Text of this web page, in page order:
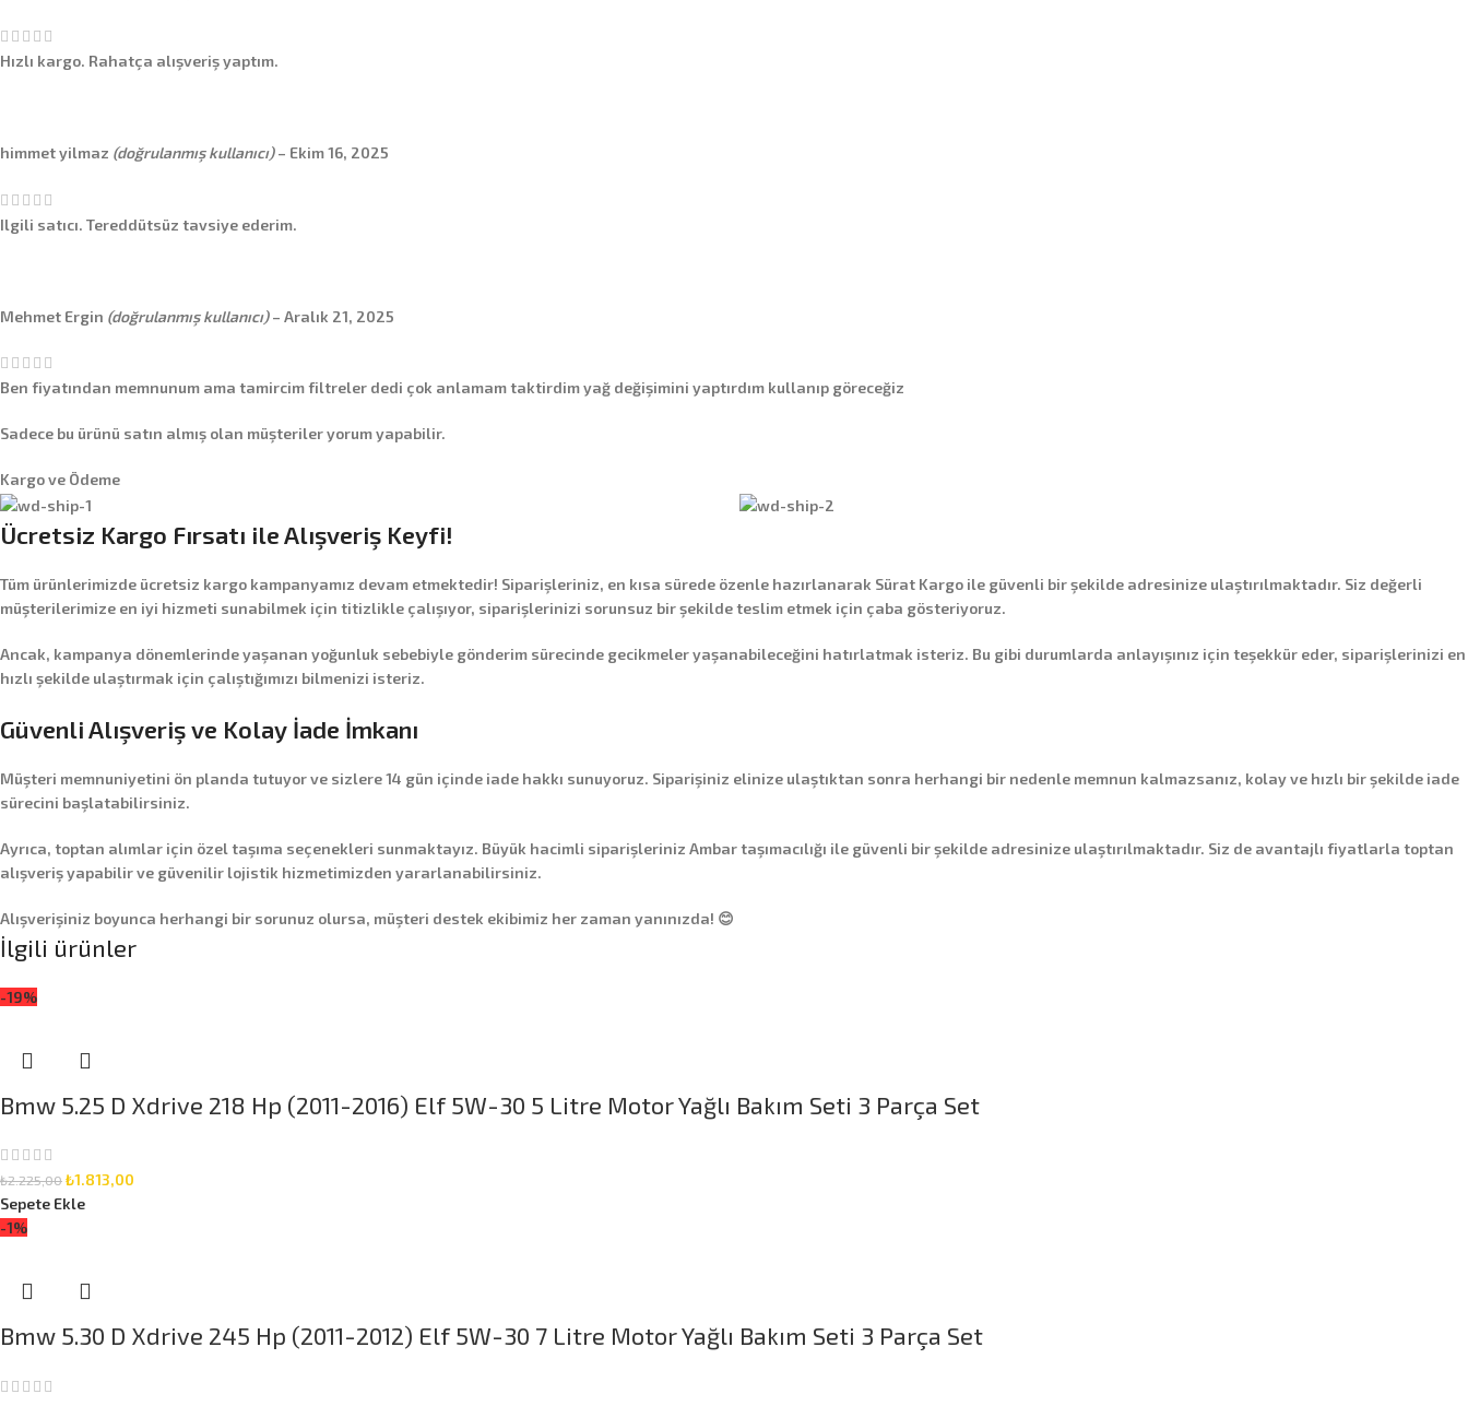
Hızlı kargo. Rahatça alışveriş yaptım.
himmet yilmaz (doğrulanmış kullanıcı) – Ekim 16, 2025
Ilgili satıcı. Tereddütsüz tavsiye ederim.
Mehmet Ergin (doğrulanmış kullanıcı) – Aralık 21, 2025
Ben fiyatından memnunum ama tamircim filtreler dedi çok anlamam taktirdim yağ değişimini yaptırdım kullanıp göreceğiz
Sadece bu ürünü satın almış olan müşteriler yorum yapabilir.
Kargo ve Ödeme
Ücretsiz Kargo Fırsatı ile Alışveriş Keyfi!
Tüm ürünlerimizde ücretsiz kargo kampanyamız devam etmektedir! Siparişleriniz, en kısa sürede özenle hazırlanarak Sürat Kargo ile güvenli bir şekilde adresinize ulaştırılmaktadır. Siz değerli
müşterilerimize en iyi hizmeti sunabilmek için titizlikle çalışıyor, siparişlerinizi sorunsuz bir şekilde teslim etmek için çaba gösteriyoruz.
Ancak, kampanya dönemlerinde yaşanan yoğunluk sebebiyle gönderim sürecinde gecikmeler yaşanabileceğini hatırlatmak isteriz. Bu gibi durumlarda anlayışınız için teşekkür eder, siparişlerinizi en
hızlı şekilde ulaştırmak için çalıştığımızı bilmenizi isteriz.
Güvenli Alışveriş ve Kolay İade İmkanı
Müşteri memnuniyetini ön planda tutuyor ve sizlere14 gün içinde iade hakkı sunuyoruz. Siparişiniz elinize ulaştıktan sonra herhangi bir nedenle memnun kalmazsanız, kolay ve hızlı bir şekilde iade
sürecini başlatabilirsiniz.
Ayrıca, toptan alımlar için özel taşıma seçenekleri sunmaktayız. Büyük hacimli siparişleriniz Ambar taşımacılığı ile güvenli bir şekilde adresinize ulaştırılmaktadır. Siz de avantajlı fiyatlarla toptan
alışveriş yapabilir ve güvenilir lojistik hizmetimizden yararlanabilirsiniz.
Alışverişiniz boyunca herhangi bir sorunuz olursa, müşteri destek ekibimiz her zaman yanınızda! 😊
İlgili ürünler
-19%
Bmw 5.25 D Xdrive 218 Hp (2011-2016) Elf 5W-30 5 Litre Motor Yağlı Bakım Seti 3 Parça Set
₺2.225,00₺1.813,00
Sepete Ekle
-1%
Bmw 5.30 D Xdrive 245 Hp (2011-2012) Elf 5W-30 7 Litre Motor Yağlı Bakım Seti 3 Parça Set